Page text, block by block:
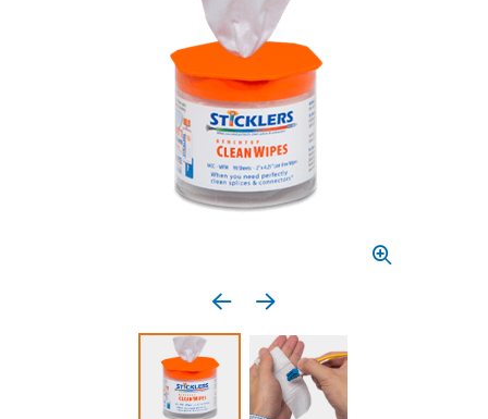
Previous media item
Next media item